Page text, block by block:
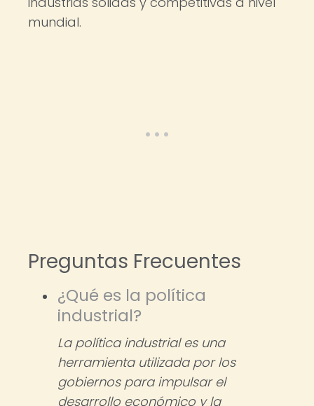
mundial.
Preguntas Frecuentes
¿Qué es la política
industrial?
La política industrial es una
herramienta utilizada por los
gobiernos para impulsar el
desarrollo económico y la